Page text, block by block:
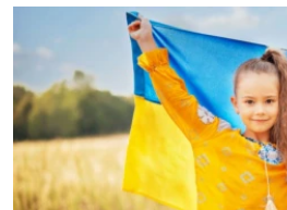
ВСЕ ЗА ДЕНЬ
СПЕЦПРОЕКТИ
ДЕПОРТАЦІЯ
ВІДЕОУРОКИ «ELIFBE»
СВІДЧЕННЯ ОКУПАЦІЇ
ЯК ОБІЙТИ БЛОКУВАННЯ
Русский
Qırımtatar